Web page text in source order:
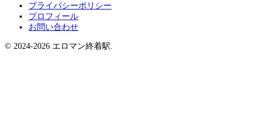
プライバシーポリシー
プロフィール
お問い合わせ
© 2024-2026 エロマン終着駅.